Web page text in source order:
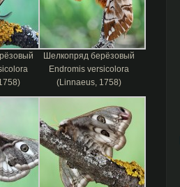
Шелкопряд берёзовый
Endromis versicolora
(Linnaeus, 1758)